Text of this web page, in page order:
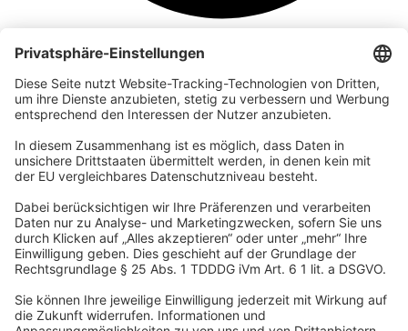
Unternehmen
Wir sind Teil der REWE Group und ihrer Touristiksparte
DERTOUR Group. Damit gehören wir zu einer der größten
touristischen Unternehmensgruppen in Europa.
© 2026 Urban Nature